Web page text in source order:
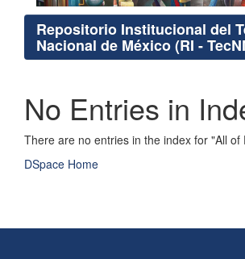
Repositorio Institucional del
Nacional de México (RI -
No Entries in
There are no entries in the index for "All of
DSpace Home